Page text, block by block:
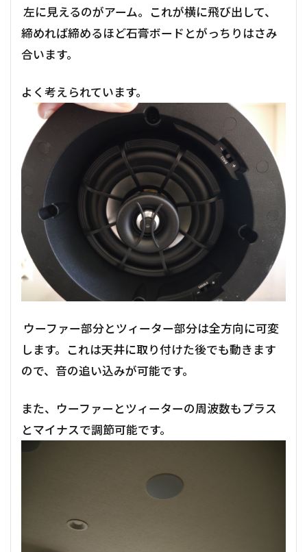
左に見えるのがアーム。これが横に飛び出して、
締めれば締めるほど石膏ボードとがっちりはさみ
合います。
よく考えられています。
ウーファー部分とツィーター部分は全方向に可変
します。これは天井に取り付けた後でも動きます
ので、音の追い込みが可能です。
また、ウーファーとツィーターの周波数もプラス
とマイナスで調節可能です。